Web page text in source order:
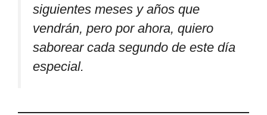
siguientes meses y años que
vendrán, pero por ahora, quiero
saborear cada segundo de este día
especial.